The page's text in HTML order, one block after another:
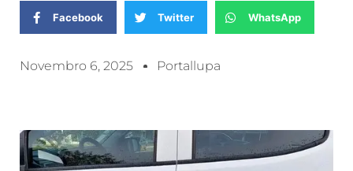
Facebook Twitter WhatsApp
Novembro 6, 2025 Portallupa